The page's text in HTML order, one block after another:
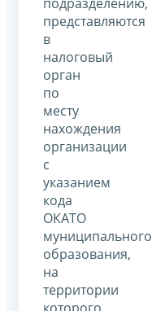
представляются
в
налоговый
орган
по
месту
нахождения
организации
с
указанием
кода
ОКАТО
муниципального
образования,
на
территории